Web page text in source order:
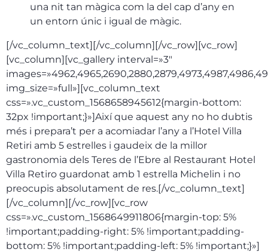
una nit tan màgica com la del cap d’any en
un entorn únic i igual de màgic.
[/vc_column_text][/vc_column][/vc_row][vc_row]
[vc_column][vc_gallery interval=»3″
img_size=»full»][vc_column_text
css=».vc_custom_1568658945612{margin-bottom:
32px !important;}»]Així que aquest any no ho dubtis
més i prepara’t per a acomiadar l’any a l’Hotel Villa
Retiri amb 5 estrelles i gaudeix de la millor
gastronomia dels Teres de l’Ebre al Restaurant Hotel
Villa Retiro guardonat amb 1 estrella Michelin i no
preocupis absolutament de res.[/vc_column_text]
[/vc_column][/vc_row][vc_row
css=».vc_custom_1568649911806{margin-top: 5%
!important;padding-right: 5% !important;padding-
bottom: 5% !important;padding-left: 5% !important;}»]